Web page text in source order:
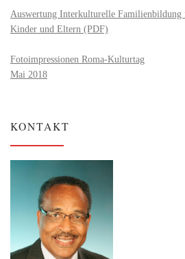
Auswertung Interkulturelle Familienbildung
Kinder und Eltern (PDF)
Fotoimpressionen Roma-Kulturtag
Mai 2018
KONTAKT